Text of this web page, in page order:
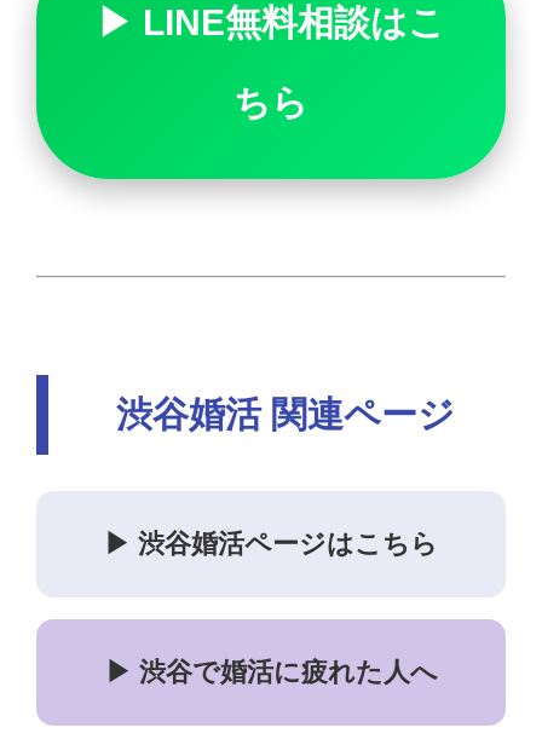
▶ LINE無料相談はこ
ちら
渋谷婚活 関連ページ
▶ 渋谷婚活ページはこちら
▶ 渋谷で婚活に疲れた人へ